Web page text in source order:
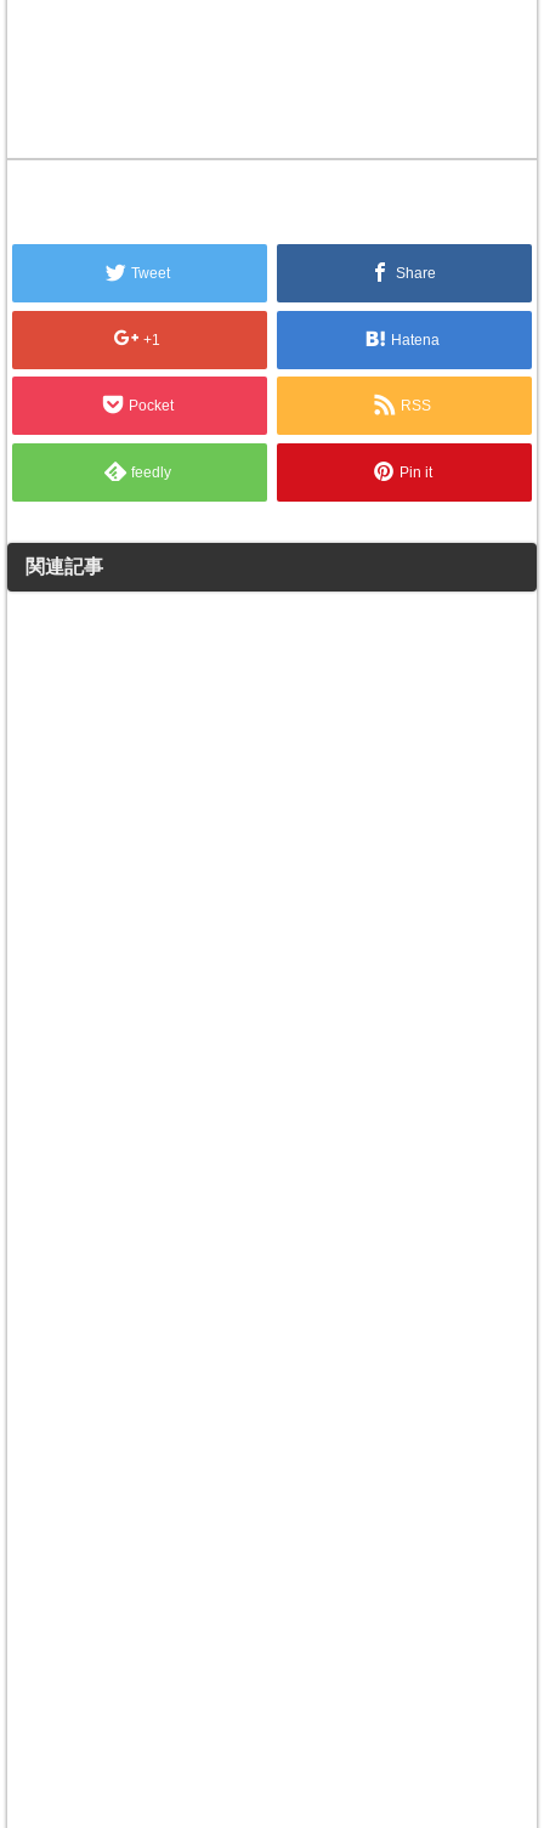
Tweet Share
+1 Hatena
Pocket RSS
feedly Pin it
関連記事